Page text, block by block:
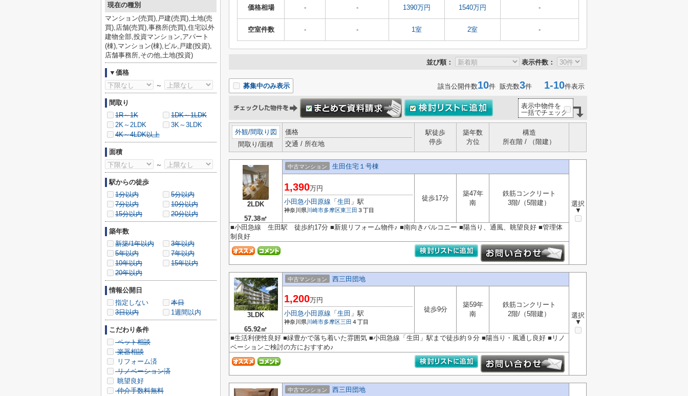
価格相場 - - 1390万円 1540万円 -
空室件数 - - 1室 2室 -
並び順： 表示件数：
募集中のみ表示 該当公開件数10件 販売数3件 1-10件表示
表示中物件を
一括でチェック
外観/間取り図
間取り/面積
価格
交通 / 所在地
駅徒歩
停歩
築年数
方位
構造
所在階 / （階建）
2LDK
57.38㎡
中古マンション 生田住宅１号棟
選択
▼
1,390万円
小田急小田原線 「 生田 」駅
神奈川県川崎市多摩区東三田 ３丁目
徒歩17分
築47年
南
鉄筋コンクリート
3階/（5階建）
■小田急線 生田駅 徒歩約17分 ■新規リフォーム物件♪ ■南向きバルコニー ■陽当り、通風、眺望良好 ■管理体
制良好
3LDK
65.92㎡
中古マンション 西三田団地
選択
▼
1,200万円
小田急小田原線 「 生田 」駅
神奈川県川崎市多摩区 三田 ４丁目
徒歩9分
築59年
南
鉄筋コンクリート
2階/（5階建）
■生活利便性良好 ■緑豊かで落ち着いた雰囲気 ■小田急線「生田」駅まで徒歩約９分 ■陽当り・風通し良好 ■リノ
ベーションご検討の方におすすめ♪
中古マンション 西三田団地
現在の種別
マンション(売買),戸建(売買),土地(売
買),店舗(売買),事務所(売買),住宅以外
建物全部,投資マンション,アパート
(棟),マンション(棟),ビル,戸建(投資),
店舗事務所,その他,土地(投資)
▼価格
～
間取り
1R～1K
1DK～1LDK
2K～2LDK
3K～3LDK
4K～4LDK以上
面積
～
駅からの徒歩
1分以内
5分以内
7分以内
10分以内
15分以内
20分以内
築年数
新築/1年以内
3年以内
5年以内
7年以内
10年以内
15年以内
20年以内
情報公開日
指定しない
本日
3日以内
1週間以内
こだわり条件
ペット相談
楽器相談
リフォーム済
リノベーション済
眺望良好
仲介手数料無料